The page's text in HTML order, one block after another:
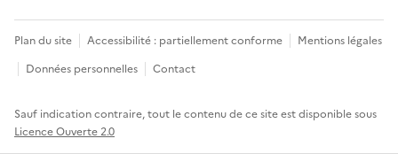
Plan du site Accessibilité : partiellement conforme
Mentions légales
Données personnelles
Contact
Sauf indication contraire, tout le contenu de ce site est disponible sous
Licence Ouverte 2.0